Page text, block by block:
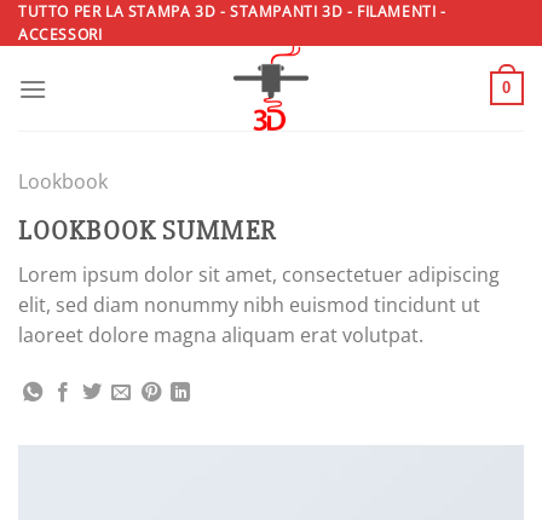
Salta
ai
TUTTO PER LA STAMPA 3D - STAMPANTI 3D - FILAMENTI -
ACCESSORI
0
Lookbook
LOOKBOOK SUMMER
Lorem ipsum dolor sit amet, consectetuer adipiscing
elit, sed diam nonummy nibh euismod tincidunt ut
laoreet dolore magna aliquam erat volutpat.